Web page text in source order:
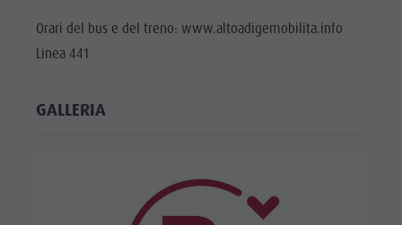
Orari del bus e del treno: www.altoadigemobilita.info
Linea 441
GALLERIA